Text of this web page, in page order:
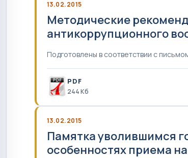
13.02.2015
Методические
антикоррупционного
Подготовлены в соответствии с
PDF
244 Кб
13.02.2015
Памятка уволившимся
особенностях приема